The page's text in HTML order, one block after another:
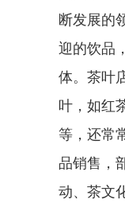
断发展的
迎的饮品
体。茶叶
叶，如红
等，还常
品销售，
动、茶文